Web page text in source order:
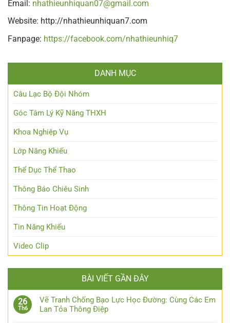
Email: nhathieunhiquan07@gmail.com
Website: http://nhathieunhiquan7.com
Fanpage: https://facebook.com/nhathieunhiq7
DANH MỤC
Câu Lạc Bộ Đội Nhóm
Góc Tâm Lý Kỹ Năng THXH
Khoa Nghiệp Vụ
Lớp Năng Khiếu
Thể Dục Thể Thao
Thông Báo Chiêu Sinh
Thông Tin Hoạt Động
Tin Năng Khiếu
Video Clip
BÀI VIẾT GẦN ĐÂY
26
Th6
Vẽ Tranh Chống Bạo Lực Học Đường: Cùng Các Em
Lan Tỏa Thông Điệp